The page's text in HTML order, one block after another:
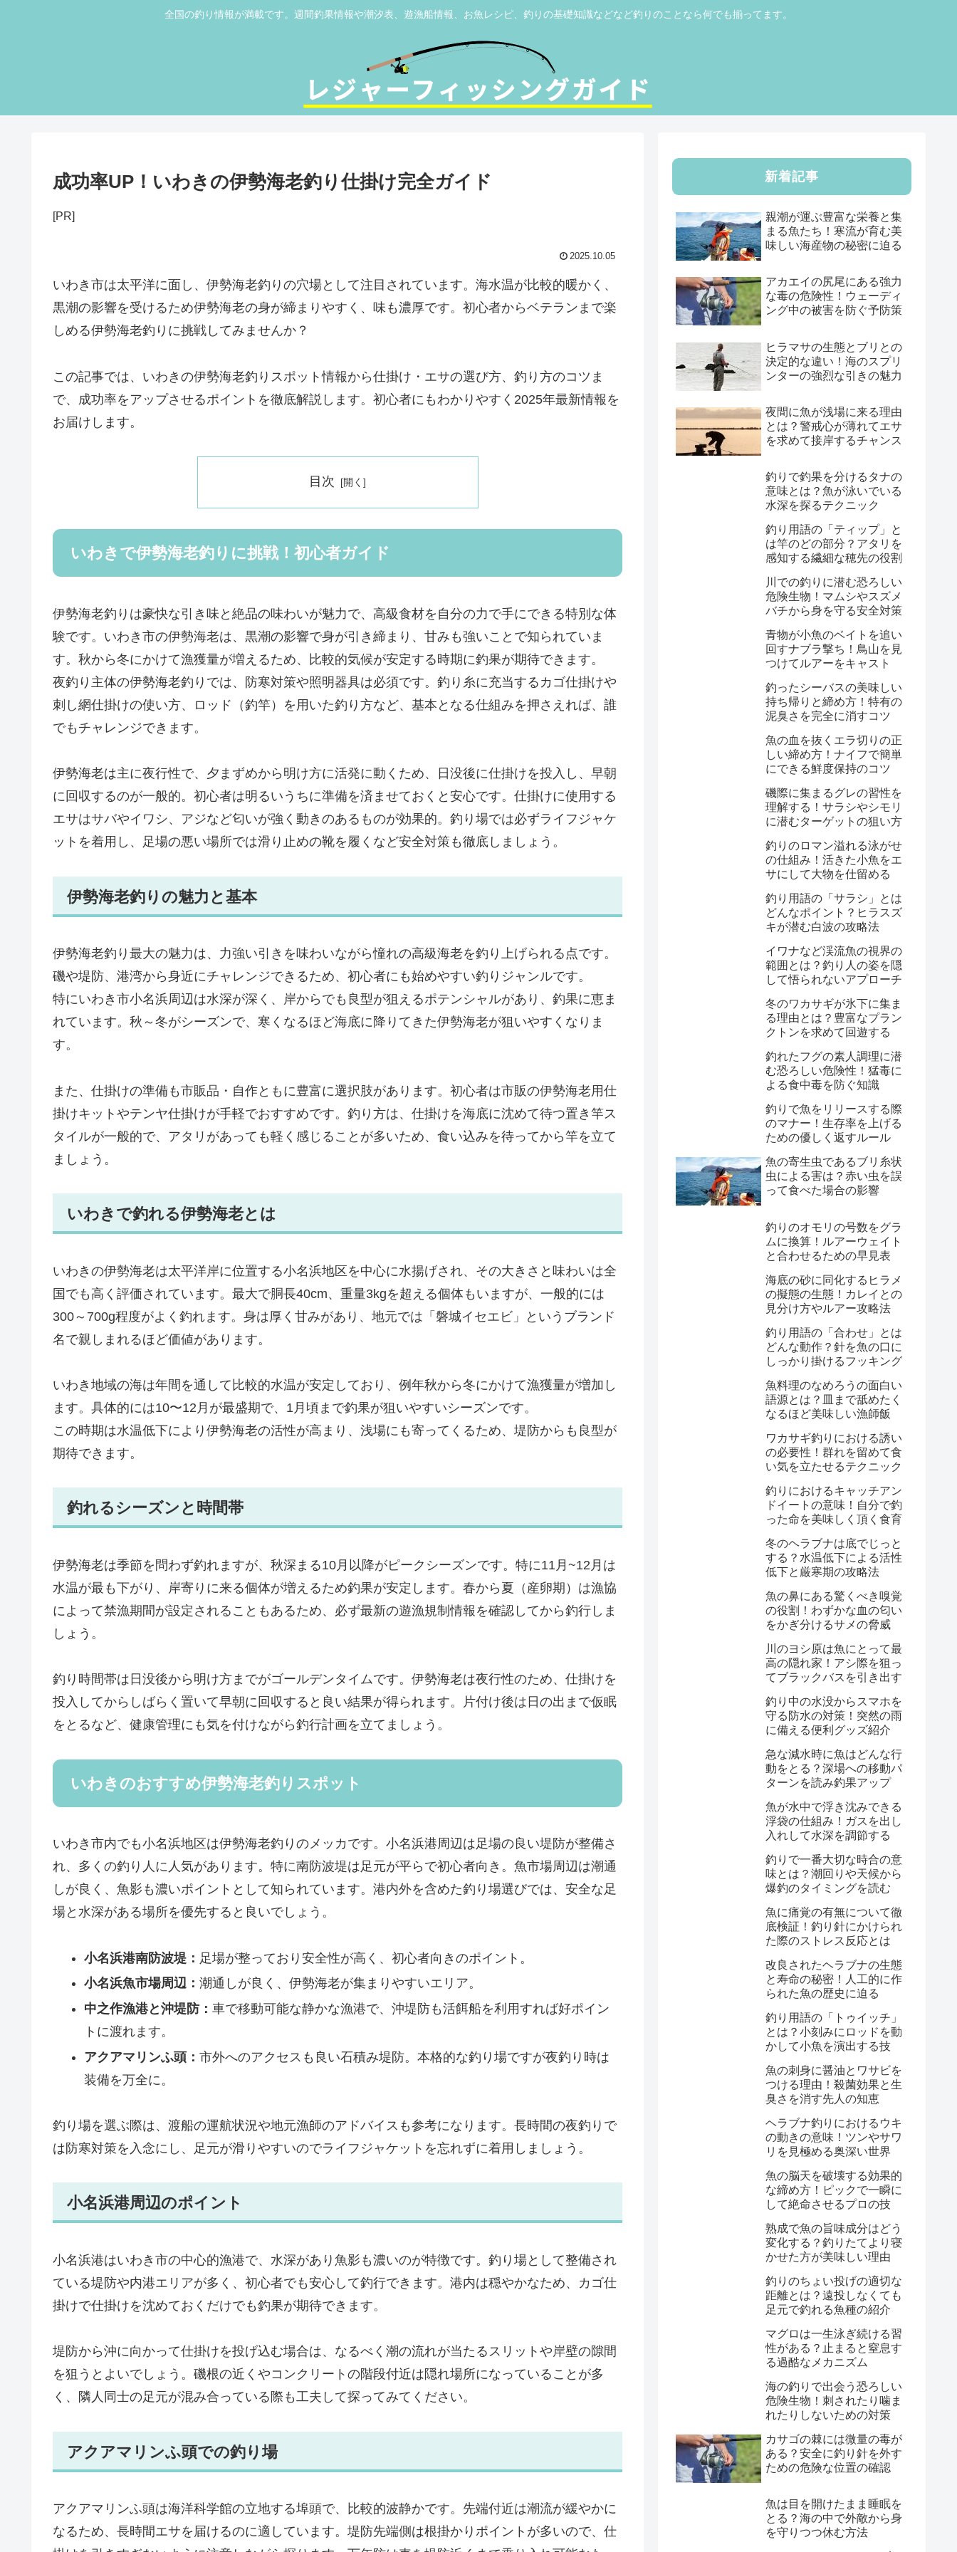
全国の釣り情報が満載です。週間釣果情報や潮汐表、遊漁船情報、お魚レシピ、釣りの基礎知識などなど釣りのことなら何でも揃ってます。
成功率UP！いわきの伊勢海老釣り仕掛け完全ガイド
[PR]
2025.10.05
いわき市は太平洋に面し、伊勢海老釣りの穴場として注目されています。海水温が比較的暖かく、
黒潮の影響を受けるため伊勢海老の身が締まりやすく、味も濃厚です。初心者からベテランまで楽
しめる伊勢海老釣りに挑戦してみませんか？
この記事では、いわきの伊勢海老釣りスポット情報から仕掛け・エサの選び方、釣り方のコツま
で、成功率をアップさせるポイントを徹底解説します。初心者にもわかりやすく2025年最新情報を
お届けします。
目次
いわきで伊勢海老釣りに挑戦！初心者ガイド
伊勢海老釣りは豪快な引き味と絶品の味わいが魅力で、高級食材を自分の力で手にできる特別な体
験です。いわき市の伊勢海老は、黒潮の影響で身が引き締まり、甘みも強いことで知られていま
す。秋から冬にかけて漁獲量が増えるため、比較的気候が安定する時期に釣果が期待できます。
夜釣り主体の伊勢海老釣りでは、防寒対策や照明器具は必須です。釣り糸に充当するカゴ仕掛けや
刺し網仕掛けの使い方、ロッド（釣竿）を用いた釣り方など、基本となる仕組みを押さえれば、誰
でもチャレンジできます。
伊勢海老は主に夜行性で、夕まずめから明け方に活発に動くため、日没後に仕掛けを投入し、早朝
に回収するのが一般的。初心者は明るいうちに準備を済ませておくと安心です。仕掛けに使用する
エサはサバやイワシ、アジなど匂いが強く動きのあるものが効果的。釣り場では必ずライフジャケ
ットを着用し、足場の悪い場所では滑り止めの靴を履くなど安全対策も徹底しましょう。
伊勢海老釣りの魅力と基本
伊勢海老釣り最大の魅力は、力強い引きを味わいながら憧れの高級海老を釣り上げられる点です。
磯や堤防、港湾から身近にチャレンジできるため、初心者にも始めやすい釣りジャンルです。
特にいわき市小名浜周辺は水深が深く、岸からでも良型が狙えるポテンシャルがあり、釣果に恵ま
れています。秋～冬がシーズンで、寒くなるほど海底に降りてきた伊勢海老が狙いやすくなりま
す。
また、仕掛けの準備も市販品・自作ともに豊富に選択肢があります。初心者は市販の伊勢海老用仕
掛けキットやテンヤ仕掛けが手軽でおすすめです。釣り方は、仕掛けを海底に沈めて待つ置き竿ス
タイルが一般的で、アタリがあっても軽く感じることが多いため、食い込みを待ってから竿を立て
ましょう。
いわきで釣れる伊勢海老とは
いわきの伊勢海老は太平洋岸に位置する小名浜地区を中心に水揚げされ、その大きさと味わいは全
国でも高く評価されています。最大で胴長40cm、重量3kgを超える個体もいますが、一般的には
300～700g程度がよく釣れます。身は厚く甘みがあり、地元では「磐城イセエビ」というブランド
名で親しまれるほど価値があります。
いわき地域の海は年間を通して比較的水温が安定しており、例年秋から冬にかけて漁獲量が増加し
ます。具体的には10〜12月が最盛期で、1月頃まで釣果が狙いやすいシーズンです。
この時期は水温低下により伊勢海老の活性が高まり、浅場にも寄ってくるため、堤防からも良型が
期待できます。
釣れるシーズンと時間帯
伊勢海老は季節を問わず釣れますが、秋深まる10月以降がピークシーズンです。特に11月~12月は
水温が最も下がり、岸寄りに来る個体が増えるため釣果が安定します。春から夏（産卵期）は漁協
によって禁漁期間が設定されることもあるため、必ず最新の遊漁規制情報を確認してから釣行しま
しょう。
釣り時間帯は日没後から明け方までがゴールデンタイムです。伊勢海老は夜行性のため、仕掛けを
投入してからしばらく置いて早朝に回収すると良い結果が得られます。片付け後は日の出まで仮眠
をとるなど、健康管理にも気を付けながら釣行計画を立てましょう。
いわきのおすすめ伊勢海老釣りスポット
いわき市内でも小名浜地区は伊勢海老釣りのメッカです。小名浜港周辺は足場の良い堤防が整備さ
れ、多くの釣り人に人気があります。特に南防波堤は足元が平らで初心者向き。魚市場周辺は潮通
しが良く、魚影も濃いポイントとして知られています。港内外を含めた釣り場選びでは、安全な足
場と水深がある場所を優先すると良いでしょう。
小名浜港南防波堤： 足場が整っており安全性が高く、初心者向きのポイント。
小名浜魚市場周辺： 潮通しが良く、伊勢海老が集まりやすいエリア。
中之作漁港と沖堤防： 車で移動可能な静かな漁港で、沖堤防も活餌船を利用すれば好ポイン
トに渡れます。
アクアマリンふ頭： 市外へのアクセスも良い石積み堤防。本格的な釣り場ですが夜釣り時は
装備を万全に。
釣り場を選ぶ際は、渡船の運航状況や地元漁師のアドバイスも参考になります。長時間の夜釣りで
は防寒対策を入念にし、足元が滑りやすいのでライフジャケットを忘れずに着用しましょう。
小名浜港周辺のポイント
小名浜港はいわき市の中心的漁港で、水深があり魚影も濃いのが特徴です。釣り場として整備され
ている堤防や内港エリアが多く、初心者でも安心して釣行できます。港内は穏やかなため、カゴ仕
掛けで仕掛けを沈めておくだけでも釣果が期待できます。
堤防から沖に向かって仕掛けを投げ込む場合は、なるべく潮の流れが当たるスリットや岸壁の隙間
を狙うとよいでしょう。磯根の近くやコンクリートの階段付近は隠れ場所になっていることが多
く、隣人同士の足元が混み合っている際も工夫して探ってみてください。
アクアマリンふ頭での釣り場
アクアマリンふ頭は海洋科学館の立地する埠頭で、比較的波静かです。先端付近は潮流が緩やかに
なるため、長時間エサを届けるのに適しています。堤防先端側は根掛かりポイントが多いので、仕
新着記事
親潮が運ぶ豊富な栄養と集
まる魚たち！寒流が育む美
味しい海産物の秘密に迫る
アカエイの尻尾にある強力
な毒の危険性！ウェーディ
ング中の被害を防ぐ予防策
ヒラマサの生態とブリとの
決定的な違い！海のスプリ
ンターの強烈な引きの魅力
夜間に魚が浅場に来る理由
とは？警戒心が薄れてエサ
を求めて接岸するチャンス
釣りで釣果を分けるタナの
意味とは？魚が泳いでいる
水深を探るテクニック
釣り用語の「ティップ」と
は竿のどの部分？アタリを
感知する繊細な穂先の役割
川での釣りに潜む恐ろしい
危険生物！マムシやスズメ
バチから身を守る安全対策
青物が小魚のベイトを追い
回すナブラ撃ち！鳥山を見
つけてルアーをキャスト
釣ったシーバスの美味しい
持ち帰りと締め方！特有の
泥臭さを完全に消すコツ
魚の血を抜くエラ切りの正
しい締め方！ナイフで簡単
にできる鮮度保持のコツ
磯際に集まるグレの習性を
理解する！サラシやシモリ
に潜むターゲットの狙い方
釣りのロマン溢れる泳がせ
の仕組み！活きた小魚をエ
サにして大物を仕留める
釣り用語の「サラシ」とは
どんなポイント？ヒラスズ
キが潜む白波の攻略法
イワナなど渓流魚の視界の
範囲とは？釣り人の姿を隠
して悟られないアプローチ
冬のワカサギが氷下に集ま
る理由とは？豊富なプラン
クトンを求めて回遊する
釣れたフグの素人調理に潜
む恐ろしい危険性！猛毒に
よる食中毒を防ぐ知識
釣りで魚をリリースする際
のマナー！生存率を上げる
ための優しく返すルール
魚の寄生虫であるブリ糸状
虫による害は？赤い虫を誤
って食べた場合の影響
釣りのオモリの号数をグラ
ムに換算！ルアーウェイト
と合わせるための早見表
海底の砂に同化するヒラメ
の擬態の生態！カレイとの
見分け方やルアー攻略法
釣り用語の「合わせ」とは
どんな動作？針を魚の口に
しっかり掛けるフッキング
魚料理のなめろうの面白い
語源とは？皿まで舐めたく
なるほど美味しい漁師飯
ワカサギ釣りにおける誘い
の必要性！群れを留めて食
い気を立たせるテクニック
釣りにおけるキャッチアン
ドイートの意味！自分で釣
った命を美味しく頂く食育
冬のヘラブナは底でじっと
する？水温低下による活性
低下と厳寒期の攻略法
魚の鼻にある驚くべき嗅覚
の役割！わずかな血の匂い
をかぎ分けるサメの脅威
川のヨシ原は魚にとって最
高の隠れ家！アシ際を狙っ
てブラックバスを引き出す
釣り中の水没からスマホを
守る防水の対策！突然の雨
に備える便利グッズ紹介
急な減水時に魚はどんな行
動をとる？深場への移動パ
ターンを読み釣果アップ
魚が水中で浮き沈みできる
浮袋の仕組み！ガスを出し
入れして水深を調節する
釣りで一番大切な時合の意
味とは？潮回りや天候から
爆釣のタイミングを読む
魚に痛覚の有無について徹
底検証！釣り針にかけられ
た際のストレス反応とは
改良されたヘラブナの生態
と寿命の秘密！人工的に作
られた魚の歴史に迫る
釣り用語の「トゥイッチ」
とは？小刻みにロッドを動
かして小魚を演出する技
魚の刺身に醤油とワサビを
つける理由！殺菌効果と生
臭さを消す先人の知恵
ヘラブナ釣りにおけるウキ
の動きの意味！ツンやサワ
リを見極める奥深い世界
魚の脳天を破壊する効果的
な締め方！ピックで一瞬に
して絶命させるプロの技
熟成で魚の旨味成分はどう
変化する？釣りたてより寝
かせた方が美味しい理由
釣りのちょい投げの適切な
距離とは？遠投しなくても
足元で釣れる魚種の紹介
マグロは一生泳ぎ続ける習
性がある？止まると窒息す
る過酷なメカニズム
海の釣りで出会う恐ろしい
危険生物！刺されたり噛ま
れたりしないための対策
カサゴの棘には微量の毒が
ある？安全に釣り針を外す
ための危険な位置の確認
魚は目を開けたまま睡眠を
とる？海の中で外敵から身
を守りつつ休む方法